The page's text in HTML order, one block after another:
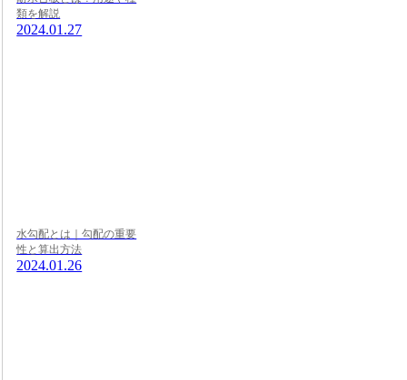
類を解説
2024.01.27
水勾配とは｜勾配の重要
性と算出方法
2024.01.26